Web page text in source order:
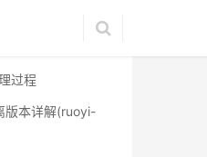
过程
版本详解(ruoyi-